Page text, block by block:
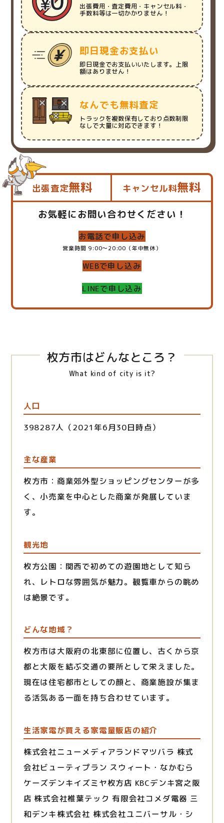
出張費用・査定費用・キャンセル料・
手数料等は一切かかりません！
即日現金お支払い
即日現金でお支払いいたします。上限
額はありません！
なんでも無料査定
トラックを複数保有しており点数制限
なしで大量に対応できます！
出張査定無料 キャンセル料無料
お気軽にお問い合わせください！
お電話で申し込み
営業時間 9:00～20:00（年中無休）
WEBで申し込み
LINEで申し込み
枚方市はどんなところ？
What kind of city is it?
人口
398287人（2021年6月30日時点）
主な産業
枚方市：商業郊外型ショッピングセンターが多
く、小売業を中心とした商業が発展していま
す。
観光地
枚方公園：関西で初めての遊園地として知ら
れ、レトロな雰囲気が魅力。観覧車からの眺め
は絶景です。
どんな地域？
枚方市は大阪府の北東部に位置し、古くから京
都と大阪を結ぶ交通の要所として栄えました。
現在は住宅都市としての顔と、商業施設が集ま
る活気ある一面を持ち合わせています。
生活家電が買える家電量販店の紹介
株式会社ニューメディアランドマツバラ 株式
会社ビューティプラン スウィート・なかむら
ケーズデンキイズミヤ枚方店 KBCデンキ宮之阪
店 株式会社椎葉テック 有限会社コメダ電器 三
和デンキ株式会社 株式会社ユニバーサル・シ